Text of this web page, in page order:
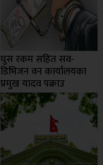
घुस रकम सहित सव-
डिभिजन वन कार्यालयका
प्रमुख यादव पक्राउ